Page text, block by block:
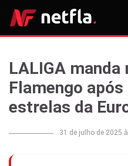
LALIGA manda
Flamengo
estrelas da
31 de julho de 2025